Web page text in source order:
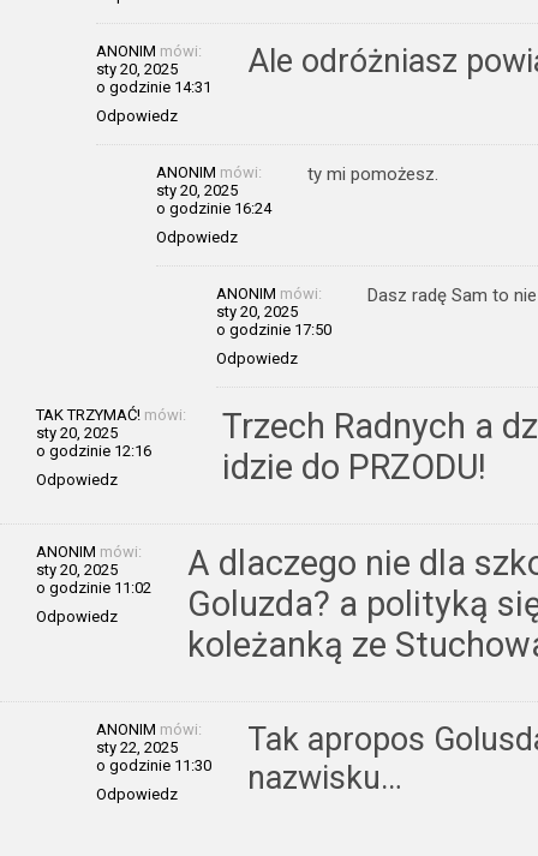
ANONIM mówi:
sty 20, 2025
o godzinie 14:31
Odpowiedz
Ale odróżniasz
ANONIM mówi:
sty 20, 2025
o godzinie 16:24
Odpowiedz
ty mi pomożesz.
ANONIM mówi:
sty 20, 2025
o godzinie 17:50
Odpowiedz
Dasz radę Sam to
TAK TRZYMAĆ! mówi:
sty 20, 2025
o godzinie 12:16
Odpowiedz
Trzech Radnych a
idzie do PRZODU!
ANONIM mówi:
sty 20, 2025
o godzinie 11:02
Odpowiedz
A dlaczego nie dla
Goluzda? a polityką
koleżanką ze
ANONIM mówi:
sty 22, 2025
o godzinie 11:30
Odpowiedz
Tak apropos
nazwisku…